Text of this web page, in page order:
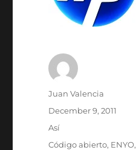
Author
Juan Valencia
Posted
December 9, 2011
Categories
Así
Tags
Código abierto, ENYO,